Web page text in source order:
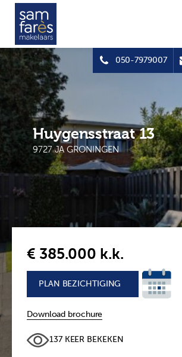
050-7979007
Huygensstraat 13
9727 JA GRONINGEN
€ 385.000 k.k.
PLAN BEZICHTIGING
Download brochure
137 KEER BEKEKEN